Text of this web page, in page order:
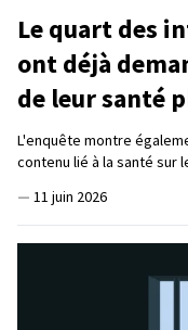
Le quart des
ont déjà
de leur santé
L'enquête montre
contenu lié à la santé sur
— 11 juin 2026